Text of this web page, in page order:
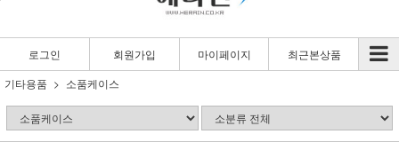
로그인 회원가입 마이페이지
최근본상품
기타용품
소품케이스